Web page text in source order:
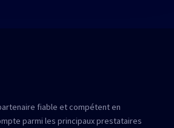
fiable et compétent en
parmi les principaux prestataires